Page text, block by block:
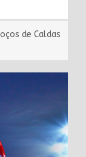
de Caldas